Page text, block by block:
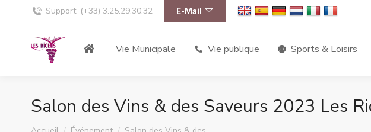
Support: (+33) 3.25.29.30.32 E-Mail
Vie Municipale Vie publique Sports & Loisirs
Salon des Vins & des Saveurs 2023 Les
Vous êtes ici :